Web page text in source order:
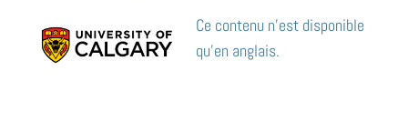
Ce contenu n’est disponible
qu’en anglais.